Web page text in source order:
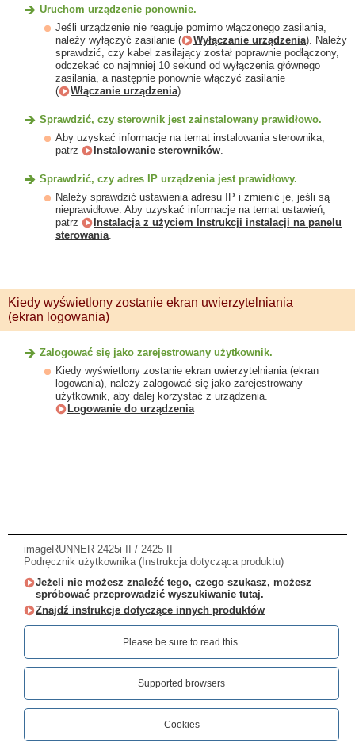
Uruchom urządzenie ponownie.
Jeśli urządzenie nie reaguje pomimo włączonego zasilania,
należy wyłączyć zasilanie (
Wyłączanie urządzenia). Należy
sprawdzić, czy kabel zasilający został poprawnie podłączony,
odczekać co najmniej 10 sekund od wyłączenia głównego
zasilania, a następnie ponownie włączyć zasilanie
(
Włączanie urządzenia).
Sprawdzić, czy sterownik jest zainstalowany prawidłowo.
Aby uzyskać informacje na temat instalowania sterownika,
patrz
Instalowanie sterowników.
Sprawdzić, czy adres IP urządzenia jest prawidłowy.
Należy sprawdzić ustawienia adresu IP i zmienić je, jeśli są
nieprawidłowe. Aby uzyskać informacje na temat ustawień,
patrz
Instalacja z użyciem Instrukcji instalacji na panelu
sterowania.
Kiedy wyświetlony zostanie ekran uwierzytelniania
(ekran logowania)
Zalogować się jako zarejestrowany użytkownik.
Kiedy wyświetlony zostanie ekran uwierzytelniania (ekran
logowania), należy zalogować się jako zarejestrowany
użytkownik, aby dalej korzystać z urządzenia.
Logowanie do urządzenia
imageRUNNER 2425i II / 2425 II
Podręcznik użytkownika (Instrukcja dotycząca produktu)
Jeżeli nie możesz znaleźć tego, czego szukasz, możesz
spróbować przeprowadzić wyszukiwanie tutaj.
Znajdź instrukcje dotyczące innych produktów
Please be sure to read this.‎
Supported browsers
Cookies